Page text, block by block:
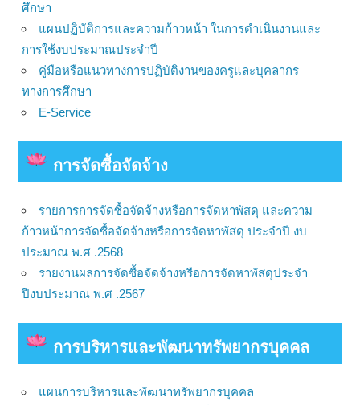
ศึกษา
แผนปฏิบัติการและความก้าวหน้า ในการดำเนินงานและ
การใช้งบประมาณประจำปี
คู่มือหรือแนวทางการปฏิบัติงานของครูและบุคลากร
ทางการศึกษา
E-Service
การจัดซื้อจัดจ้าง
รายการการจัดซื้อจัดจ้างหรือการจัดหาพัสดุ และความ
ก้าวหน้าการจัดซื้อจัดจ้างหรือการจัดหาพัสดุ ประจำปี งบ
ประมาณ พ.ศ .2568
รายงานผลการจัดซื้อจัดจ้างหรือการจัดหาพัสดุประจำ
ปีงบประมาณ พ.ศ .2567
การบริหารและพัฒนาทรัพยากรบุคคล
แผนการบริหารและพัฒนาทรัพยากรบุคคล